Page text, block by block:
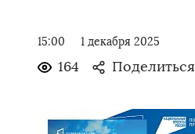
15:00 1 декабря 2025
164 Поделиться